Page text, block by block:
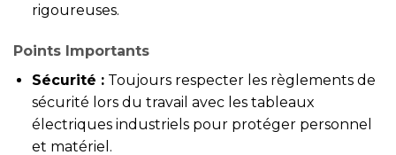
rigoureuses.
Points Importants
Sécurité :Toujours respecter les règlements de
sécurité lors du travail avec les tableaux
électriques industriels pour protéger personnel
et matériel.